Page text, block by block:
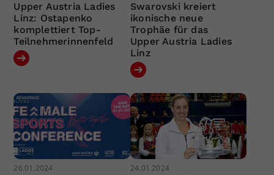
Upper Austria Ladies
Linz: Ostapenko
komplettiert Top-
Teilnehmerinnenfeld
Swarovski kreiert
ikonische neue
Trophäe für das
Upper Austria Ladies
Linz
26.01.2024 24.01.2024